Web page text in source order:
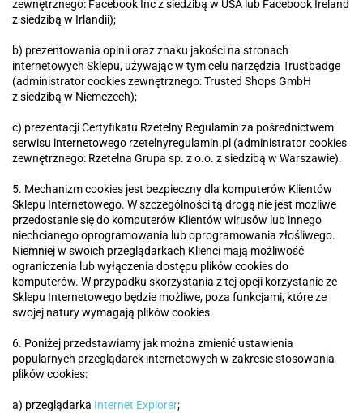
zewnętrznego: Facebook Inc z siedzibą w USA lub Facebook Ireland
z siedzibą w Irlandii);
b) prezentowania opinii oraz znaku jakości na stronach
internetowych Sklepu, używając w tym celu narzędzia Trustbadge
(administrator cookies zewnętrznego: Trusted Shops GmbH
z siedzibą w Niemczech);
c) prezentacji Certyfikatu Rzetelny Regulamin za pośrednictwem
serwisu internetowego rzetelnyregulamin.pl (administrator cookies
zewnętrznego: Rzetelna Grupa sp. z o.o. z siedzibą w Warszawie).
5. Mechanizm cookies jest bezpieczny dla komputerów Klientów
Sklepu Internetowego. W szczególności tą drogą nie jest możliwe
przedostanie się do komputerów Klientów wirusów lub innego
niechcianego oprogramowania lub oprogramowania złośliwego.
Niemniej w swoich przeglądarkach Klienci mają możliwość
ograniczenia lub wyłączenia dostępu plików cookies do
komputerów. W przypadku skorzystania z tej opcji korzystanie ze
Sklepu Internetowego będzie możliwe, poza funkcjami, które ze
swojej natury wymagają plików cookies.
6. Poniżej przedstawiamy jak można zmienić ustawienia
popularnych przeglądarek internetowych w zakresie stosowania
plików cookies:
a) przeglądarka Internet Explorer;